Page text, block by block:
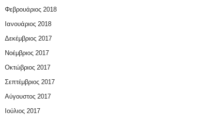
Φεβρουάριος 2018
Ιανουάριος 2018
Δεκέμβριος 2017
Νοέμβριος 2017
Οκτώβριος 2017
Σεπτέμβριος 2017
Αύγουστος 2017
Ιούλιος 2017